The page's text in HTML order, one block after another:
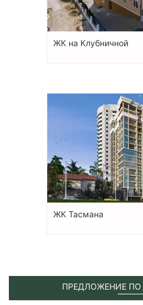
ЖК на Клубничной
ЖК Тасмана
ПРЕДЛОЖЕНИЕ ПО